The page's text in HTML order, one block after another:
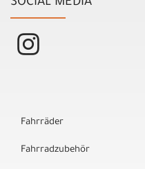
SOCIAL MEDIA
Fahrräder
Fahrradzubehör